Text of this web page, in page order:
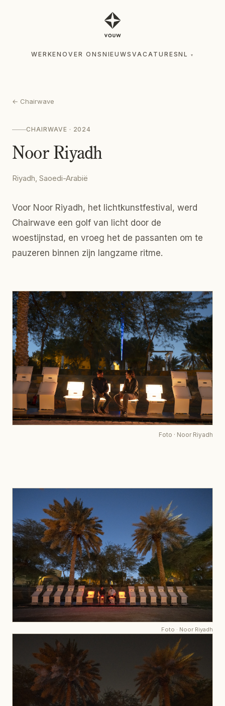
WERKENOVER ONS NIEUWSVACATURESNL ▾
← Chairwave
CHAIRWAVE · 2024
Noor Riyadh
Riyadh, Saoedi-Arabië
Voor Noor Riyadh, het lichtkunstfestival, werd
Chairwave een golf van licht door de
woestijnstad, en vroeg het de passanten om te
pauzeren binnen zijn langzame ritme.
Foto · Noor Riyadh
Foto · Noor Riyadh